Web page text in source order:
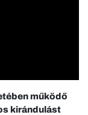
működő
kirándulást